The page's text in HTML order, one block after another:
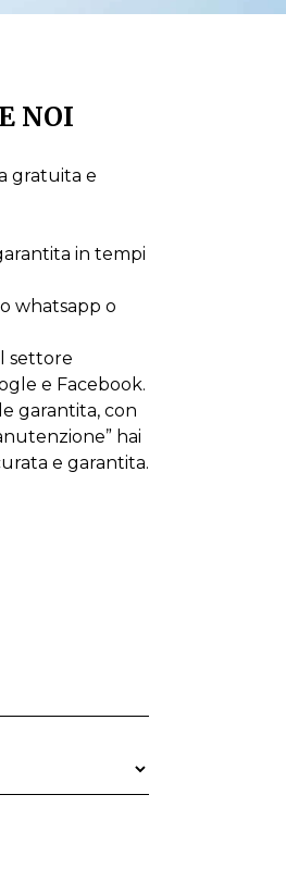
NOI
gratuita e
in tempi
whatsapp o
settore
e Facebook.
garantita, con
hai
e garantita.